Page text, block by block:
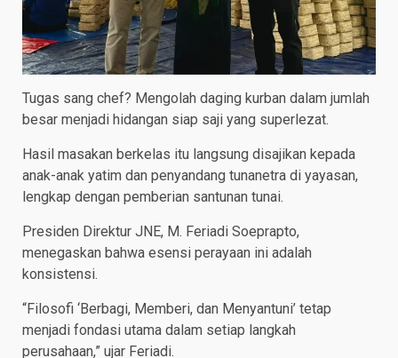
Tugas sang chef? Mengolah daging kurban dalam jumlah
besar menjadi hidangan siap saji yang superlezat.
Hasil masakan berkelas itu langsung disajikan kepada
anak-anak yatim dan penyandang tunanetra di yayasan,
lengkap dengan pemberian santunan tunai.
Presiden Direktur JNE, M. Feriadi Soeprapto,
menegaskan bahwa esensi perayaan ini adalah
konsistensi.
“Filosofi ‘Berbagi, Memberi, dan Menyantuni’ tetap
menjadi fondasi utama dalam setiap langkah
perusahaan,” ujar Feriadi.